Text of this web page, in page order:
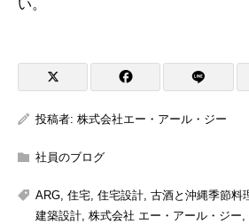
い。
投稿者: 株式会社エー・アール・ジー
社員のブログ
ARG, 住宅, 住宅設計, 古酒と沖縄季節
建築設計, 株式会社 エー・アール・ジー,